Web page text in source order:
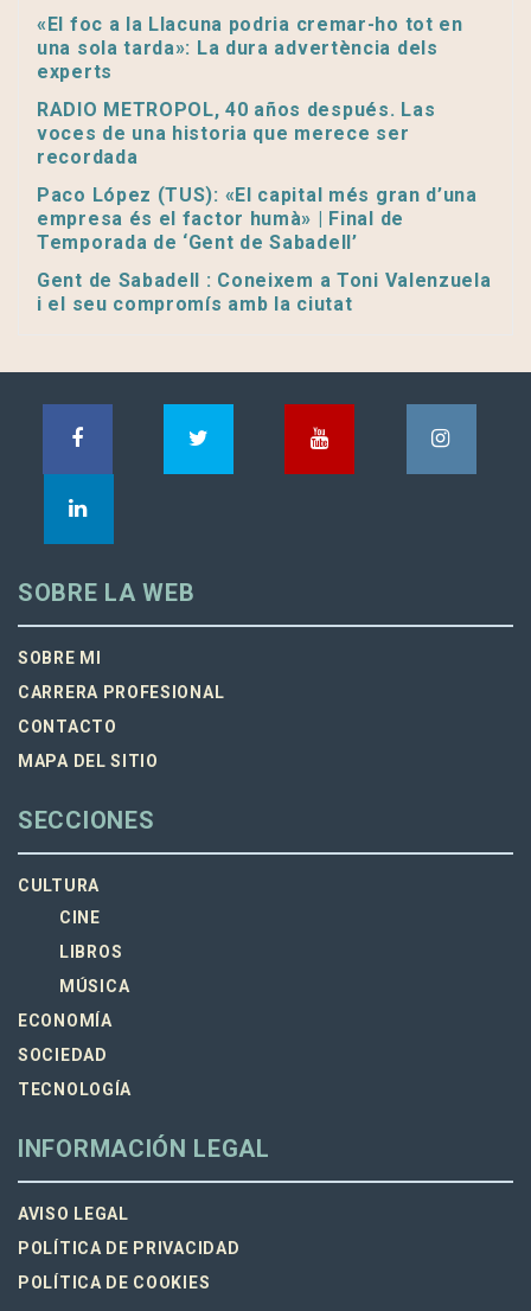
«El foc a la Llacuna podria cremar-ho tot en
una sola tarda»: La dura advertència dels
experts
RADIO METROPOL, 40 años después. Las
voces de una historia que merece ser
recordada
Paco López (TUS): «El capital més gran d’una
empresa és el factor humà» | Final de
Temporada de ‘Gent de Sabadell’
Gent de Sabadell : Coneixem a Toni Valenzuela
i el seu compromís amb la ciutat
SOBRE LA WEB
SOBRE MI
CARRERA PROFESIONAL
CONTACTO
MAPA DEL SITIO
SECCIONES
CULTURA
CINE
LIBROS
MÚSICA
ECONOMÍA
SOCIEDAD
TECNOLOGÍA
INFORMACIÓN LEGAL
AVISO LEGAL
POLÍTICA DE PRIVACIDAD
POLÍTICA DE COOKIES